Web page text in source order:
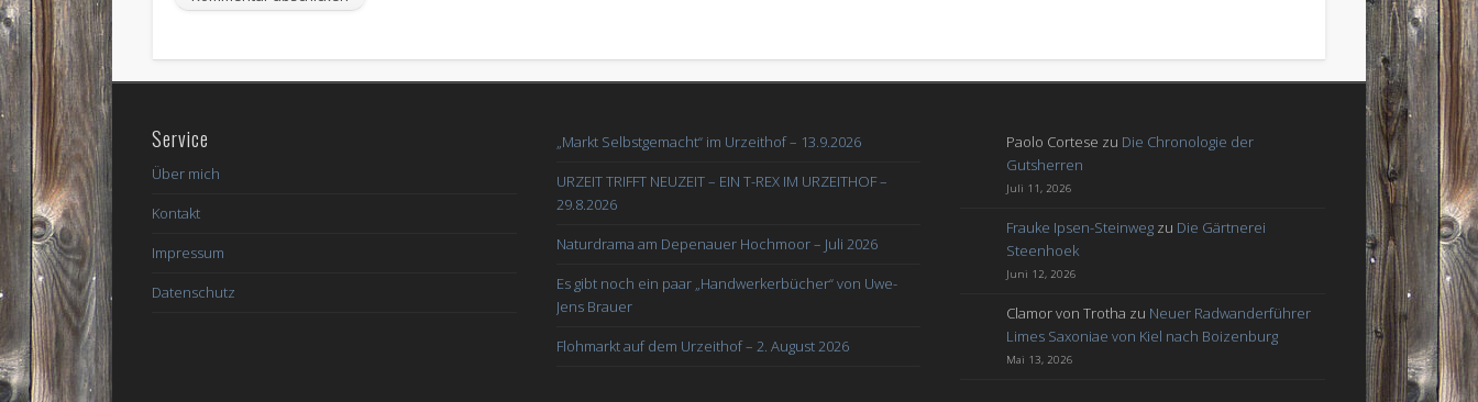
Service
Über mich
Kontakt
Impressum
Datenschutz
„Markt Selbstgemacht“ im Urzeithof – 13.9.2026
URZEIT TRIFFT NEUZEIT – EIN T-REX IM URZEITHOF –
29.8.2026
Naturdrama am Depenauer Hochmoor – Juli 2026
Es gibt noch ein paar „Handwerkerbücher“ von Uwe-
Jens Brauer
Flohmarkt auf dem Urzeithof – 2. August 2026
Paolo Cortese zu Die Chronologie der
Gutsherren
Juli 11, 2026
Frauke Ipsen-Steinweg zu Die Gärtnerei
Steenhoek
Juni 12, 2026
Clamor von Trotha zu Neuer Radwanderführer
Limes Saxoniae von Kiel nach Boizenburg
Mai 13, 2026